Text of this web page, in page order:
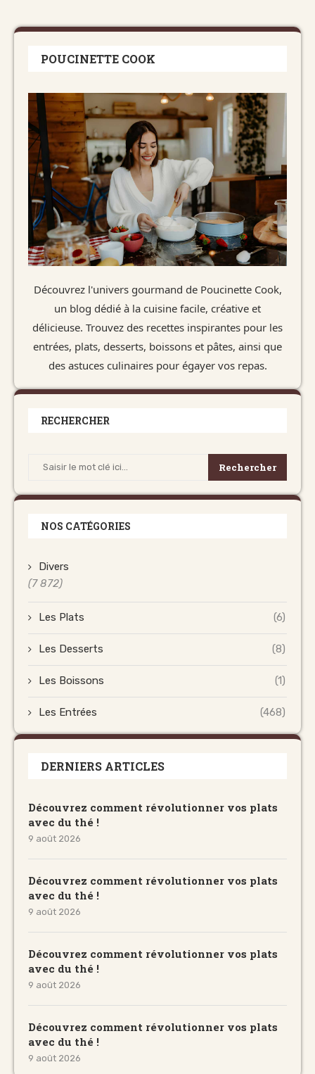
POUCINETTE COOK
Découvrez l'univers gourmand de Poucinette Cook,
un blog dédié à la cuisine facile, créative et
délicieuse. Trouvez des recettes inspirantes pour les
entrées, plats, desserts, boissons et pâtes, ainsi que
des astuces culinaires pour égayer vos repas.
RECHERCHER
Rechercher
NOS CATÉGORIES
Divers
(7 872)
Les Plats (6)
Les Desserts (8)
Les Boissons (1)
Les Entrées (468)
DERNIERS ARTICLES
Découvrez comment révolutionner vos plats
avec du thé !
9 août 2026
Découvrez comment révolutionner vos plats
avec du thé !
9 août 2026
Découvrez comment révolutionner vos plats
avec du thé !
9 août 2026
Découvrez comment révolutionner vos plats
avec du thé !
9 août 2026